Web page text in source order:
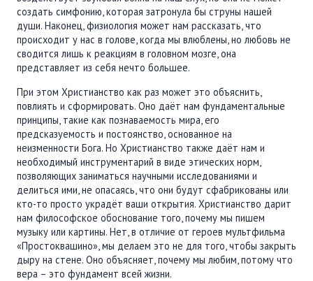
создать симфонию, которая затронула бы струны нашей
души. Наконец, физиология может нам рассказать, что
происходит у нас в голове, когда мы влюблены, но любовь не
сводится лишь к реакциям в головном мозге, она
представляет из себя нечто большее.
При этом Христианство как раз может это объяснить,
повлиять и сформировать. Оно даёт нам фундаментальные
принципы, такие как познаваемость мира, его
предсказуемость и постоянство, основанное на
неизменности Бога. Но Христианство также даёт нам и
необходимый инструментарий в виде этических норм,
позволяющих заниматься научными исследованиями и
делиться ими, не опасаясь, что они будут сфабрикованы или
кто-то просто украдёт ваши открытия. Христианство дарит
нам философское обоснование того, почему мы пишем
музыку или картины. Нет, в отличие от героев мультфильма
«Простоквашино», мы делаем это не для того, чтобы закрыть
дыру на стене. Оно объясняет, почему мы любим, потому что
вера – это фундамент всей жизни.